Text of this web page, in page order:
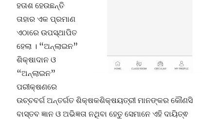
ହତାଶ ହେଉଛନ୍ତି
ତାହାର ଏକ ପ୍ରମାଣ
ଏଠାରେ ଉପସ୍ଥାପିତ
ହେଲା । “ଅନ୍ଲାଇନ”
ଶିକ୍ଷାଦାନ ଓ
“ଅନ୍ଲାଇନ”
ପରୀକ୍ଷଣରେ
ଉଚ୍ଚବର୍ଗ ଅନ୍ତର୍ଗତ ଶିକ୍ଷକଶିକ୍ଷୟତ୍ରୀ ମାନଙ୍କର କୌଣସି
ବାସ୍ତବ ଜ୍ଞାନ ଓ ଅଭିଜ୍ଞତା ନଥିବା ହେତୁ ସେମାନେ ଏହି ଦାୟିତ୍ଵ